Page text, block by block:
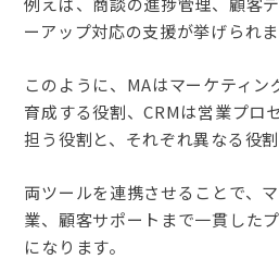
ーアップ対応の支援が挙げられま
このように、MAはマーケティン
育成する役割、CRMは営業プロ
担う役割と、それぞれ異なる役
両ツールを連携させることで、
業、顧客サポートまで一貫した
になります。